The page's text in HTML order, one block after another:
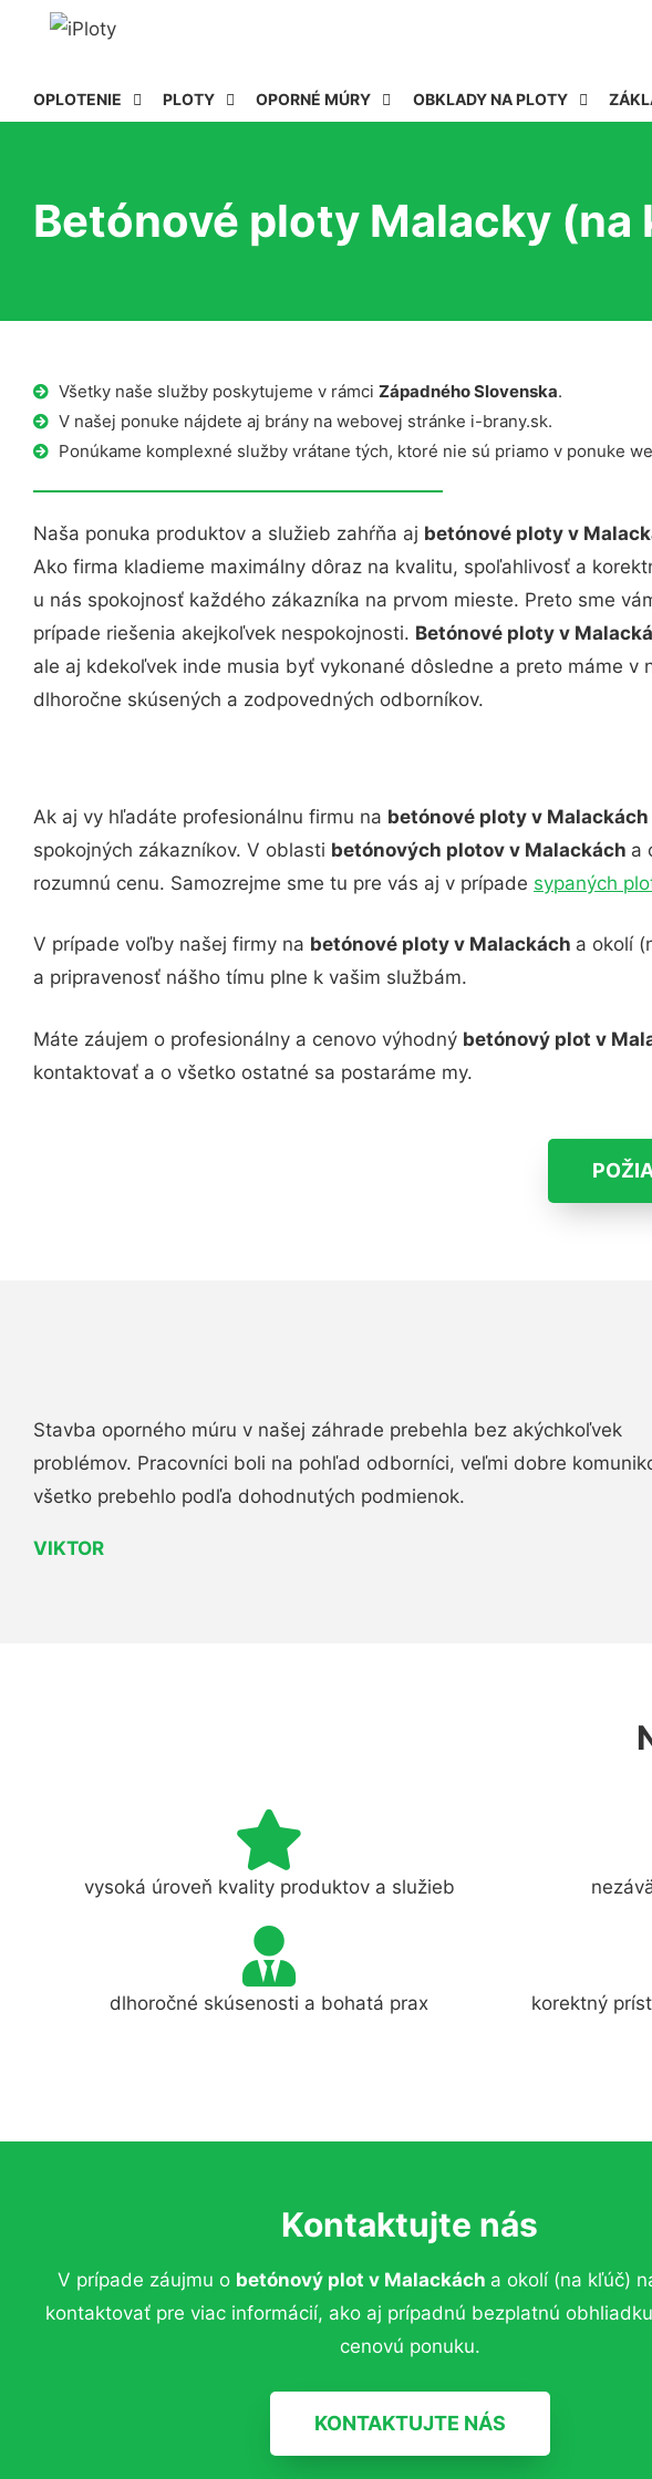
OPLOTENIE PLOTY OPORNÉ MÚRY OBKLADY NA PLOTY
Betónové ploty Malacky (na
Všetky naše služby poskytujeme v rámci Západného Slovenska.
V našej ponuke nájdete aj brány na webovej stránke i-brany.sk.
Ponúkame komplexné služby vrátane tých, ktoré nie sú priamo v ponuke
Naša ponuka produktov a služieb zahŕňa aj betónové ploty v
Ako firma kladieme maximálny dôraz na kvalitu, spoľahlivosť a
u nás spokojnosť každého zákazníka na prvom mieste. Preto sme
prípade riešenia akejkoľvek nespokojnosti. Betónové ploty v
ale aj kdekoľvek inde musia byť vykonané dôsledne a preto máme v
dlhoročne skúsených a zodpovedných odborníkov.
Ak aj vy hľadáte profesionálnu firmu na betónové ploty v Malackách
spokojných zákazníkov. V oblasti betónových plotov v Malackách a
rozumnú cenu. Samozrejme sme tu pre vás aj v prípade sypaných
V prípade voľby našej firmy na betónové ploty v Malackách a okolí
a pripravenosť nášho tímu plne k vašim službám.
Máte záujem o profesionálny a cenovo výhodný betónový plot v
kontaktovať a o všetko ostatné sa postaráme my.
Stavba oporného múru v našej záhrade prebehla bez akýchkoľvek
problémov. Pracovníci boli na pohľad odborníci, veľmi dobre
všetko prebehlo podľa dohodnutých podmienok.
VIKTOR
vysoká úroveň kvality produktov a služieb
dlhoročné skúsenosti a bohatá prax
korektný
Kontaktujte nás
V prípade záujmu o betónový plot v Malackách a okolí (na kľúč)
kontaktovať pre viac informácií, ako aj prípadnú bezplatnú
cenovú ponuku.
KONTAKTUJTE NÁS